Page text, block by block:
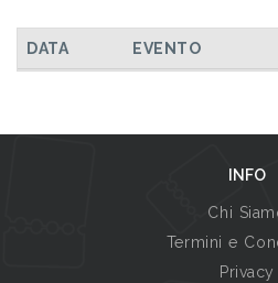
DATA EVENTO
INFO
Chi
Termini e
Privacy